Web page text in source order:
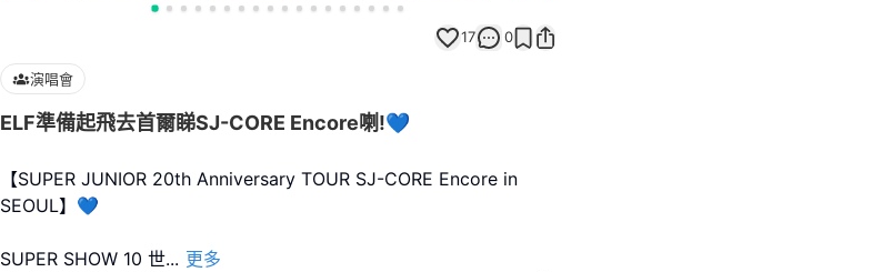
17 0
演唱會
ELF準備起飛去首爾睇SJ-CORE Encore喇!💙
【SUPER JUNIOR 20th Anniversary TOUR SJ-CORE Encore in
SEOUL】💙
SUPER SHOW 10 世... 更多